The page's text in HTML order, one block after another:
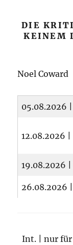
DIE
KEINEM
Noel Coward
05.08.2026
12.08.2026
19.08.2026
26.08.2026
Int. | nur für